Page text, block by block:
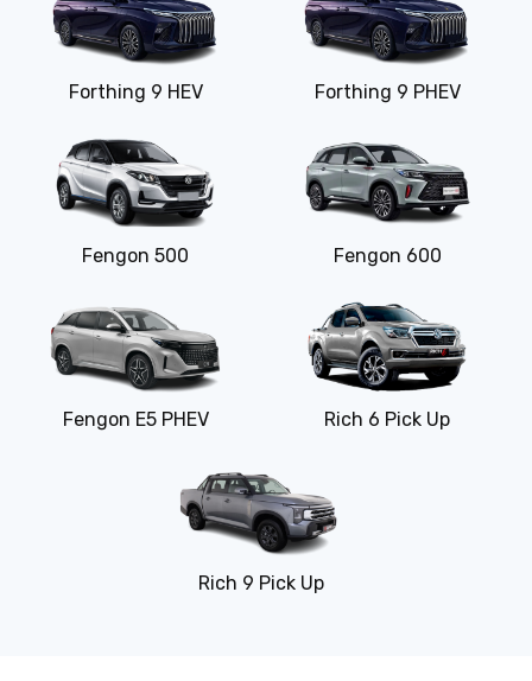
Forthing 9 HEV Forthing 9 PHEV
Fengon 500 Fengon 600
Fengon E5 PHEV Rich 6 Pick Up
Rich 9 Pick Up